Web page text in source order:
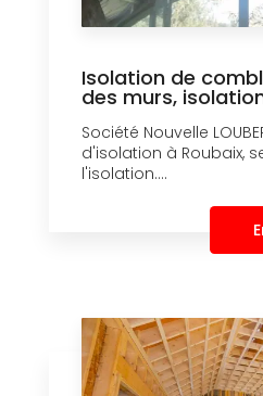
Isolation de
des murs,
Société Nouvelle
d'isolation à Roubaix,
l'isolation....